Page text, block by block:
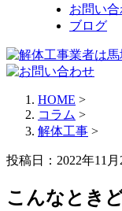
お問い
ブログ
HOME >
コラム >
解体工事 >
投稿日：2022年11月
こんなとき